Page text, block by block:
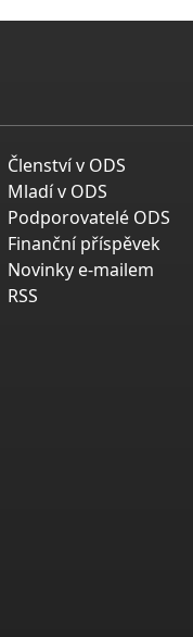
Členství v ODS
Mladí v ODS
Podporovatelé ODS
Finanční příspěvek
Novinky e-mailem
RSS